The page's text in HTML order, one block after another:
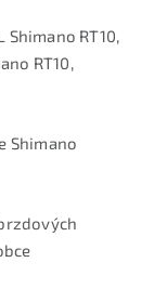
RT10,
RT10,
Shimano